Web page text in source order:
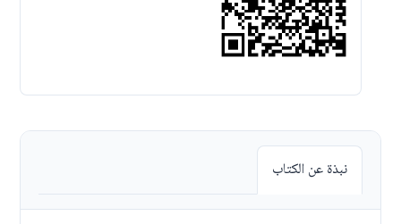
نبذة عن الكتاب